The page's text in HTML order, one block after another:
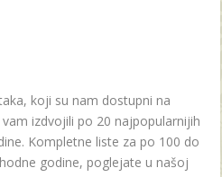
koji su nam dostupni na
izdvojili po 20 najpopularnijih
Kompletne liste za po 100 do
godine, poglejate u našoj